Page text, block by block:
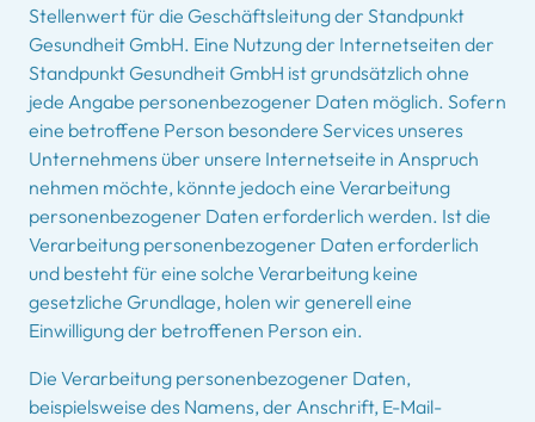
Stellenwert für die Geschäftsleitung der Standpunkt
Gesundheit GmbH. Eine Nutzung der Internetseiten der
Standpunkt Gesundheit GmbH ist grundsätzlich ohne
jede Angabe personenbezogener Daten möglich. Sofern
eine betroffene Person besondere Services unseres
Unternehmens über unsere Internetseite in Anspruch
nehmen möchte, könnte jedoch eine Verarbeitung
personenbezogener Daten erforderlich werden. Ist die
Verarbeitung personenbezogener Daten erforderlich
und besteht für eine solche Verarbeitung keine
gesetzliche Grundlage, holen wir generell eine
Einwilligung der betroffenen Person ein.
Die Verarbeitung personenbezogener Daten,
beispielsweise des Namens, der Anschrift, E-Mail-